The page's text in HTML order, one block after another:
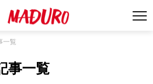
一覧
事一覧